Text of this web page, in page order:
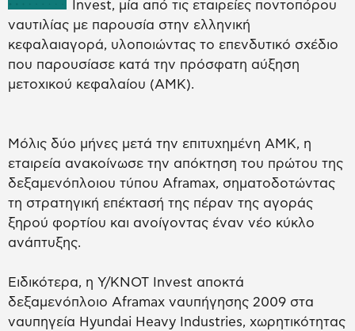
Invest, μία από τις εταιρείες ποντοπόρου
ναυτιλίας με παρουσία στην ελληνική
κεφαλαιαγορά, υλοποιώντας το επενδυτικό σχέδιο
που παρουσίασε κατά την πρόσφατη αύξηση
μετοχικού κεφαλαίου (ΑΜΚ).
Μόλις δύο μήνες μετά την επιτυχημένη ΑΜΚ, η
εταιρεία ανακοίνωσε την απόκτηση του πρώτου της
δεξαμενόπλοιου τύπου Aframax, σηματοδοτώντας
τη στρατηγική επέκτασή της πέραν της αγοράς
ξηρού φορτίου και ανοίγοντας έναν νέο κύκλο
ανάπτυξης.
Ειδικότερα, η Y/KNOT Invest αποκτά
δεξαμενόπλοιο Aframax ναυπήγησης 2009 στα
ναυπηγεία Hyundai Heavy Industries, χωρητικότητας